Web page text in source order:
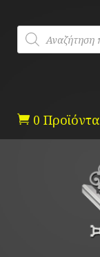
content
Products
search
 0 Προϊόντα